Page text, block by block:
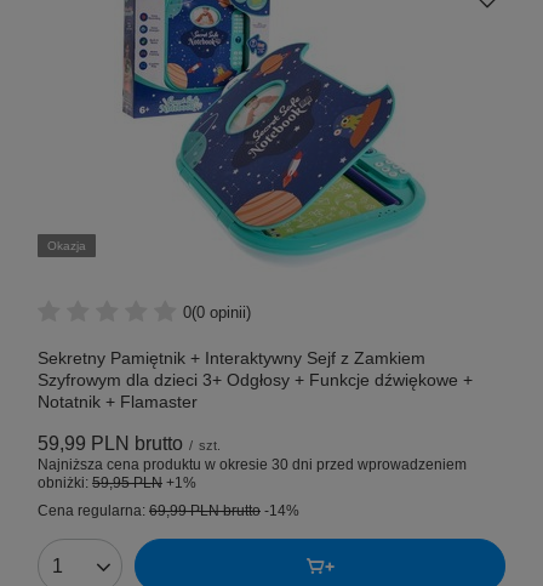
Okazja
0(0 opinii)
Sekretny Pamiętnik + Interaktywny Sejf z Zamkiem
Szyfrowym dla dzieci 3+ Odgłosy + Funkcje dźwiękowe +
Notatnik + Flamaster
59,99 PLN brutto / szt.
Najniższa cena produktu w okresie 30 dni przed wprowadzeniem
obniżki: 59,95 PLN +1%
Cena regularna: 69,99 PLNbrutto -14%